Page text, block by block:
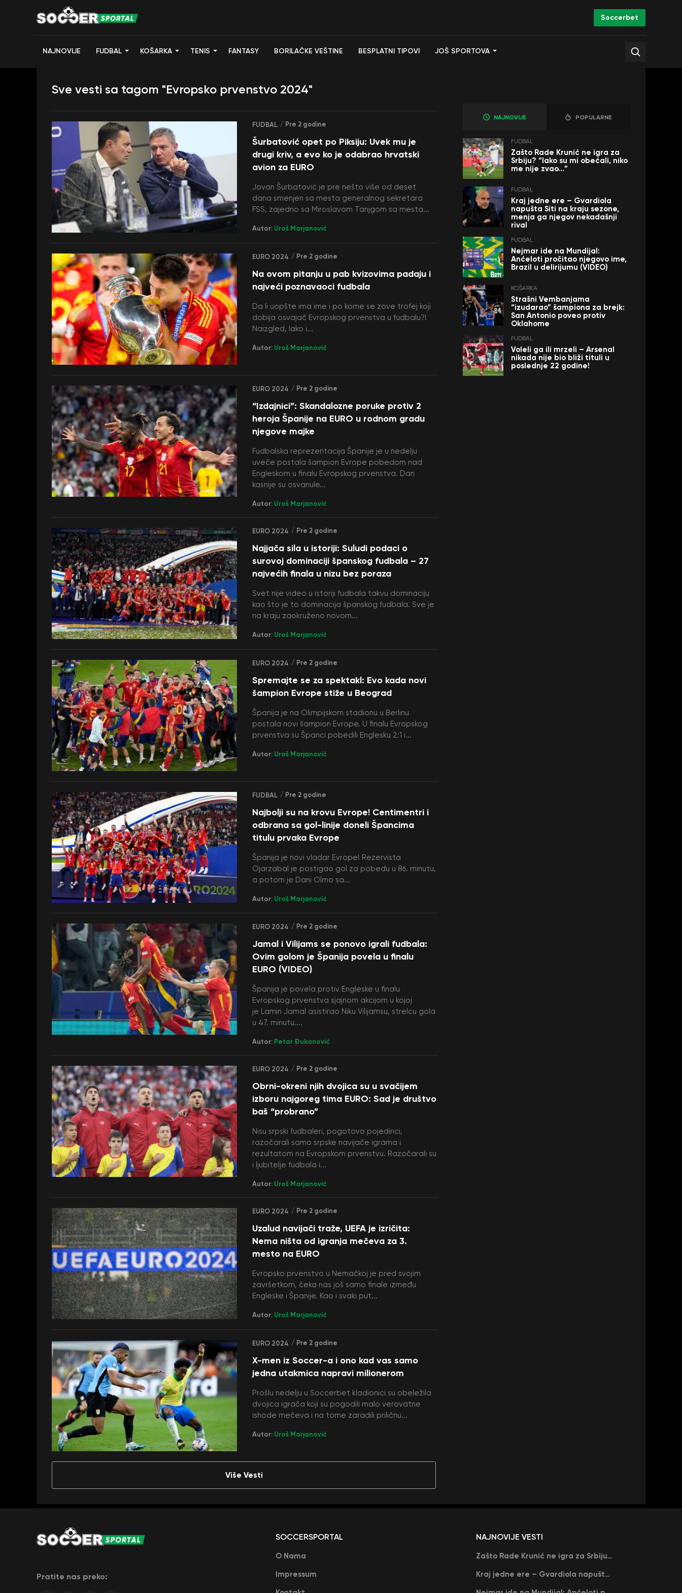
Soccerbet
NAJNOVIJE FUDBAL KOŠARKA TENIS FANTASY BORILAČKE VEŠTINE BESPLATNI TIPOVI JOŠ SPORTOVA
Sve vesti sa tagom "Evropsko prvenstvo 2024"
FUDBAL / Pre 2 godine
Šurbatović opet po Piksiju: Uvek mu je
drugi kriv, a evo ko je odabrao hrvatski
avion za EURO
Jovan Šurbatović je pre nešto više od deset
dana smenjen sa mesta generalnog sekretara
FSS, zajedno sa Miroslavom Tanjgom sa mesta...
Autor: Uroš Marjanović
EURO 2024 / Pre 2 godine
Na ovom pitanju u pab kvizovima padaju i
najveći poznavaoci fudbala
Da li uopšte ima ime i po kome se zove trofej koji
dobija osvajač Evropskog prvenstva u fudbalu?!
Naizgled, lako i...
Autor: Uroš Marjanović
EURO 2024 / Pre 2 godine
“Izdajnici”: Skandalozne poruke protiv 2
heroja Španije na EURO u rodnom gradu
njegove majke
Fudbalska reprezentacija Španije je u nedelju
uveče postala šampion Evrope pobedom nad
Engleskom u finalu Evropskog prvenstva. Dan
kasnije su osvanule...
Autor: Uroš Marjanović
EURO 2024 / Pre 2 godine
Najjača sila u istoriji: Suludi podaci o
surovoj dominaciji španskog fudbala – 27
najvećih finala u nizu bez poraza
Svet nije video u istoriji fudbala takvu dominaciju
kao što je to dominacija španskog fudbala. Sve je
na kraju zaokruženo novom...
Autor: Uroš Marjanović
EURO 2024 / Pre 2 godine
Spremajte se za spektakl: Evo kada novi
šampion Evrope stiže u Beograd
Španija je na Olimpijskom stadionu u Berlinu
postala novi šampion Evrope. U finalu Evropskog
prvenstva su Španci pobedili Englesku 2:1 i...
Autor: Uroš Marjanović
FUDBAL / Pre 2 godine
Najbolji su na krovu Evrope! Centimentri i
odbrana sa gol-linije doneli Špancima
titulu prvaka Evrope
Španija je novi vladar Evrope! Rezervista
Ojarzabal je postigao gol za pobedu u 86. minutu,
a potom je Dani Olmo sa...
Autor: Uroš Marjanović
EURO 2024 / Pre 2 godine
Jamal i Vilijams se ponovo igrali fudbala:
Ovim golom je Španija povela u finalu
EURO (VIDEO)
Španija je povela protiv Engleske u finalu
Evropskog prvenstva sjajnom akcijom u kojoj
je Lamin Jamal asistirao Niku Vilijamsu, strelcu gola
u 47. minutu....
Autor: Petar Đukanović
EURO 2024 / Pre 2 godine
Obrni-okreni njih dvojica su u svačijem
izboru najgoreg tima EURO: Sad je društvo
baš “probrano”
Nisu srpski fudbaleri, pogotovo pojedinci,
razočarali samo srpske navijače igrama i
rezultatom na Evropskom prvenstvu. Razočarali su
i ljubitelje fudbala i...
Autor: Uroš Marjanović
EURO 2024 / Pre 2 godine
Uzalud navijači traže, UEFA je izričita:
Nema ništa od igranja mečeva za 3.
mesto na EURO
Evropsko prvenstvo u Nemačkoj je pred svojim
završetkom, čeka nas još samo finale između
Engleske i Španije. Kao i svaki put...
Autor: Uroš Marjanović
EURO 2024 / Pre 2 godine
X-men iz Soccer-a i ono kad vas samo
jedna utakmica napravi milionerom
Prošlu nedelju u Soccerbet kladionici su obeležila
dvojica igrača koji su pogodili malo verovatne
ishode mečeva i na tome zaradili priličnu...
Autor: Uroš Marjanović
Više Vesti
NAJNOVIJE POPULARNE
FUDBAL
Zašto Rade Krunić ne igra za
Srbiju? “Iako su mi obećali, niko
me nije zvao…”
FUDBAL
Kraj jedne ere – Gvardiola
napušta Siti na kraju sezone,
menja ga njegov nekadašnji
rival
FUDBAL
Nejmar ide na Mundijal:
Anćeloti pročitao njegovo ime,
Brazil u delirijumu (VIDEO)
KOŠARKA
Strašni Vembanjama
“izudarao” šampiona za brejk:
San Antonio poveo protiv
Oklahome
FUDBAL
Voleli ga ili mrzeli – Arsenal
nikada nije bio bliži tituli u
poslednje 22 godine!
Pratite nas preko:
SOCCERSPORTAL
O Nama
Impressum
NAJNOVIJE VESTI
Zašto Rade Krunić ne igra za Srbiju? “Iako su mi obećali, niko me nije zvao…”
Kraj jedne ere – Gvardiola napušta Siti na kraju sezone, menja ga njegov nekadašnji rival